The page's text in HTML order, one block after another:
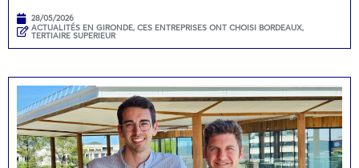
28/05/2026
ACTUALITÉS EN GIRONDE, CES ENTREPRISES ONT CHOISI BORDEAUX,
TERTIAIRE SUPERIEUR